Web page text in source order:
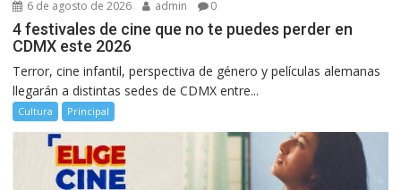
6 de agosto de 2026 admin 0
4 festivales de cine que no te puedes perder en
CDMX este 2026
Terror, cine infantil, perspectiva de género y películas alemanas
llegarán a distintas sedes de CDMX entre...
Cultura Principal